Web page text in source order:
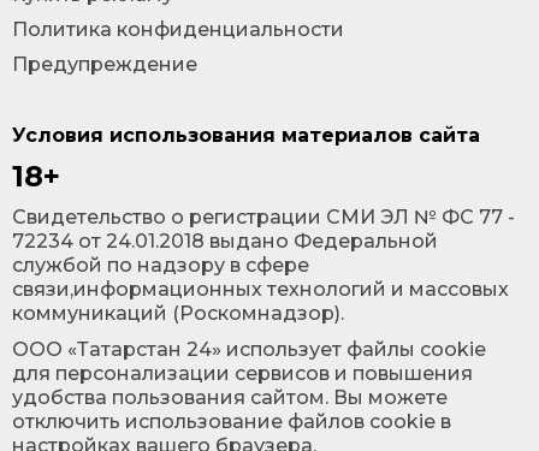
Условия использования материалов сайта
18+
Cвидетельство о регистрации СМИ ЭЛ № ФС 77 -
72234 от 24.01.2018 выдано Федеральной
службой по надзору в сфере
связи,информационных технологий и массовых
коммуникаций (Роскомнадзор).
ООО «Татарстан 24» использует файлы cookie
для персонализации сервисов и повышения
удобства пользования сайтом. Вы можете
отключить использование файлов cookie в
настройках вашего браузера.
Политика конфиденциальности
Предупреждение